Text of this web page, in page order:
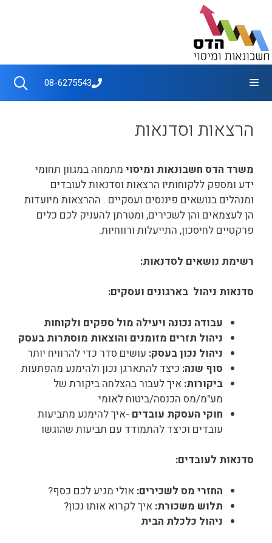
08-6275543
הרצאות וסדנאות
משרד הדס חשבונאות ומיסוי מתמחה במגוון תחומי
ידע ומספק ללקוחותיו הרצאות וסדנאות לעובדים
ומנהלים בנושאים פיננסים ועסקיים . ההרצאות מיועדות
הן לעצמאים והן לשכירים, ומטרתן להעניק לכם כלים
פרקטיים לחיסכון, התייעלות ורווחיות.
רשימת נושאים לסדנאות:
סדנאות ניהול בארגונים ועסקים:
עבודה נכונה ויעילה מול ספקים ולקוחות
ניהול תזרים מזומנים והוצאות מוסתרות בעסק
ניהול נכון בעסק: עושים סדר כדי להרוויח יותר
סוף שנה: כיצד להתארגן נכון ולהימנע מהפתעות
ביקורות: איך לעבור בהצלחה ביקורת של
מע"מ/מס הכנסה/ביטוח לאומי
חוקי העסקת עובדים -איך להימנע מתביעות
עובדים וכיצד להתמודד עם תביעות שהוגשו
סדנאות לעובדים:
החזרי מס לשכירים: אולי מגיע לכם כסף?
תלוש משכורת: איך לקרוא אותו נכון?
ניהול כלכלת הבית